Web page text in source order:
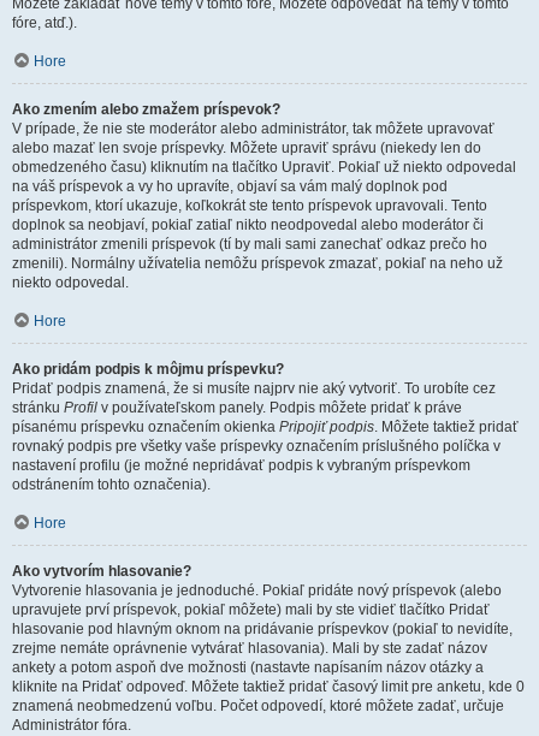
Môžete zakladať nové témy v tomto fóre, Môžete odpovedať na témy v tomto
fóre, atď.).
Hore
Ako zmením alebo zmažem príspevok?
V prípade, že nie ste moderátor alebo administrátor, tak môžete upravovať
alebo mazať len svoje príspevky. Môžete upraviť správu (niekedy len do
obmedzeného času) kliknutím na tlačítko Upraviť. Pokiaľ už niekto odpovedal
na váš príspevok a vy ho upravíte, objaví sa vám malý doplnok pod
príspevkom, ktorí ukazuje, koľkokrát ste tento príspevok upravovali. Tento
doplnok sa neobjaví, pokiaľ zatiaľ nikto neodpovedal alebo moderátor či
administrátor zmenili príspevok (tí by mali sami zanechať odkaz prečo ho
zmenili). Normálny užívatelia nemôžu príspevok zmazať, pokiaľ na neho už
niekto odpovedal.
Hore
Ako pridám podpis k môjmu príspevku?
Pridať podpis znamená, že si musíte najprv nie aký vytvoriť. To urobíte cez
stránku Profil v používateľskom panely. Podpis môžete pridať k práve
písanému príspevku označením okienka Pripojiť podpis. Môžete taktiež pridať
rovnaký podpis pre všetky vaše príspevky označením príslušného políčka v
nastavení profilu (je možné nepridávať podpis k vybraným príspevkom
odstránením tohto označenia).
Hore
Ako vytvorím hlasovanie?
Vytvorenie hlasovania je jednoduché. Pokiaľ pridáte nový príspevok (alebo
upravujete prví príspevok, pokiaľ môžete) mali by ste vidieť tlačítko Pridať
hlasovanie pod hlavným oknom na pridávanie príspevkov (pokiaľ to nevidíte,
zrejme nemáte oprávnenie vytvárať hlasovania). Mali by ste zadať názov
ankety a potom aspoň dve možnosti (nastavte napísaním názov otázky a
kliknite na Pridať odpoveď. Môžete taktiež pridať časový limit pre anketu, kde 0
znamená neobmedzenú voľbu. Počet odpovedí, ktoré môžete zadať, určuje
Administrátor fóra.